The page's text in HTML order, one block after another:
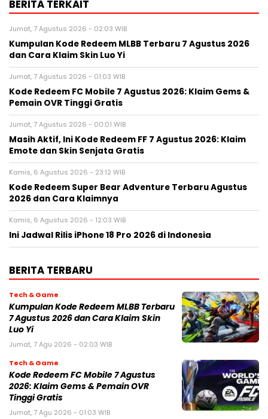
BERITA TERKAIT
Jumat, 7 Agustus 2026 - 02:03 WIB
Kumpulan Kode Redeem MLBB Terbaru 7 Agustus 2026
dan Cara Klaim Skin Luo Yi
Jumat, 7 Agustus 2026 - 01:03 WIB
Kode Redeem FC Mobile 7 Agustus 2026: Klaim Gems &
Pemain OVR Tinggi Gratis
Jumat, 7 Agustus 2026 - 00:01 WIB
Masih Aktif, Ini Kode Redeem FF 7 Agustus 2026: Klaim
Emote dan Skin Senjata Gratis
Kamis, 6 Agustus 2026 - 23:12 WIB
Kode Redeem Super Bear Adventure Terbaru Agustus
2026 dan Cara Klaimnya
Kamis, 6 Agustus 2026 - 12:03 WIB
Ini Jadwal Rilis iPhone 18 Pro 2026 di Indonesia
BERITA TERBARU
Tech & Game
Kumpulan Kode Redeem MLBB Terbaru
7 Agustus 2026 dan Cara Klaim Skin
Luo Yi
Jumat, 7 Agu 2026 - 02:03 WIB
Tech & Game
Kode Redeem FC Mobile 7 Agustus
2026: Klaim Gems & Pemain OVR
Tinggi Gratis
Jumat, 7 Agu 2026 - 01:03 WIB